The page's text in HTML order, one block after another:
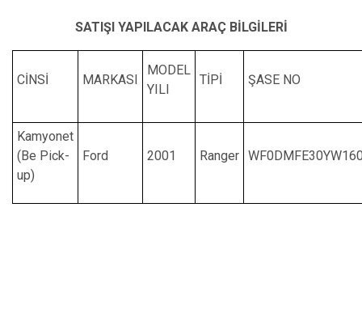
SATIŞI YAPILACAK ARAÇ BİLGİLERİ
CİNSİ MARKASI
MODEL
YILI
TİPİ ŞASE NO
Kamyonet
(Be Pick-
up)
Ford 2001 Ranger